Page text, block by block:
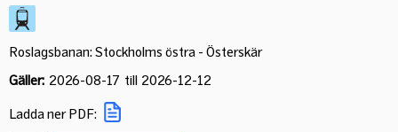
Roslagsbanan: Stockholms östra - Österskär
Gäller: 2026-08-17 till 2026-12-12
Ladda ner PDF: